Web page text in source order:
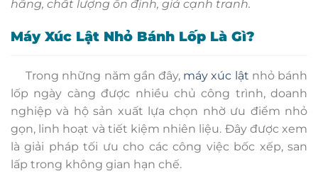
hãng, chất lượng ổn định, giá cạnh tranh.
Máy Xúc Lật Nhỏ Bánh Lốp Là Gì?
Trong những năm gần đây, máy xúc lật nhỏ bánh
lốp ngày càng được nhiều chủ công trình, doanh
nghiệp và hộ sản xuất lựa chọn nhờ ưu điểm nhỏ
gọn, linh hoạt và tiết kiệm nhiên liệu. Đây được xem
là giải pháp tối ưu cho các công việc bốc xếp, san
lấp trong không gian hạn chế.